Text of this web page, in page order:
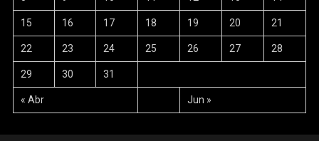
« Abr Jun »
15 16 17 18 19 20 21
22 23 24 25 26 27 28
29 30 31